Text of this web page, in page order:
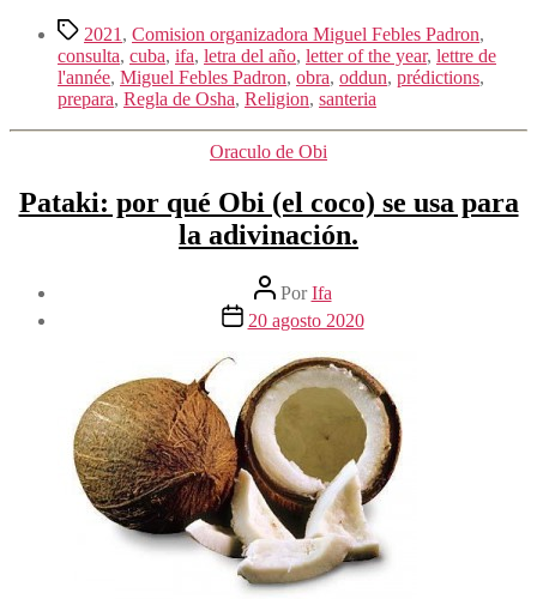
Etiquetas
2021 , Comision organizadora Miguel Febles Padron,
consulta, cuba, ifa, letra del año, letter of the year, lettre de
l'année, Miguel Febles Padron, obra, oddun, prédictions,
prepara, Regla de Osha, Religion, santeria
Categorías
Oraculo de Obi
Pataki: por qué Obi (el coco) se usa para
la adivinación.
Autor
de
la
PorIfa
Fecha
la
entrada
20 agosto 2020